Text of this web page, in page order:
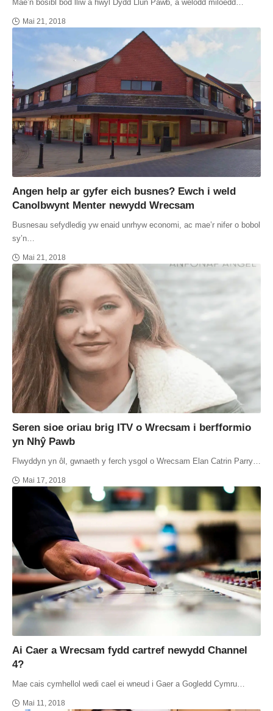
Mae’n bosibl bod lliw a hwyl Dydd Llun Pawb, a welodd miloedd…
Mai 21, 2018
Angen help ar gyfer eich busnes? Ewch i weld
Canolbwynt Menter newydd Wrecsam
Busnesau sefydledig yw enaid unrhyw economi, ac mae’r nifer o bobol
sy’n…
Mai 21, 2018
Seren sioe oriau brig ITV o Wrecsam i berfformio
yn Nhŷ Pawb
Flwyddyn yn ôl, gwnaeth y ferch ysgol o Wrecsam Elan Catrin Parry…
Mai 17, 2018
Ai Caer a Wrecsam fydd cartref newydd Channel
4?
Mae cais cymhellol wedi cael ei wneud i Gaer a Gogledd Cymru…
Mai 11, 2018